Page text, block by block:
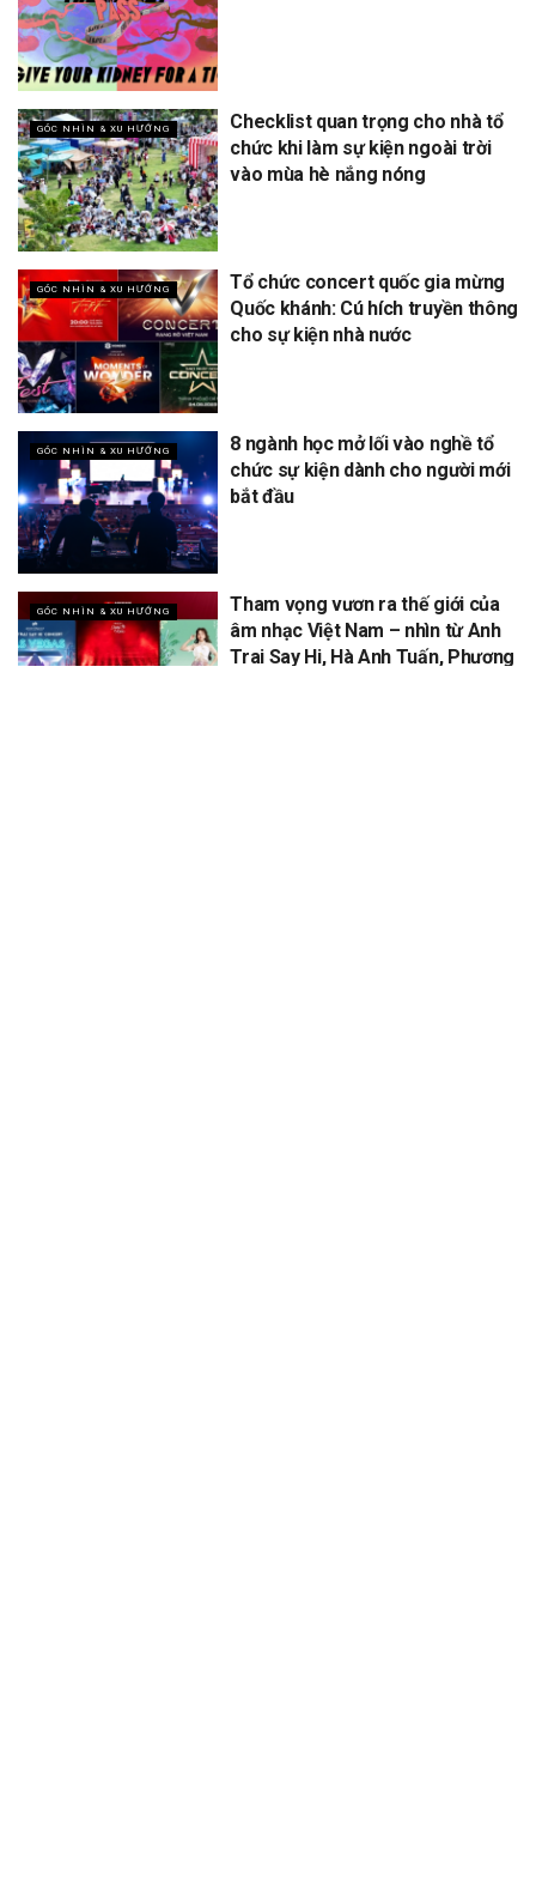
GÓC NHÌN & XU HƯỚNG
Checklist quan trọng cho nhà tổ
chức khi làm sự kiện ngoài trời
vào mùa hè nắng nóng
GÓC NHÌN & XU HƯỚNG
Tổ chức concert quốc gia mừng
Quốc khánh: Cú hích truyền thông
cho sự kiện nhà nước
GÓC NHÌN & XU HƯỚNG
8 ngành học mở lối vào nghề tổ
chức sự kiện dành cho người mới
bắt đầu
GÓC NHÌN & XU HƯỚNG
Tham vọng vươn ra thế giới của
âm nhạc Việt Nam – nhìn từ Anh
Trai Say Hi, Hà Anh Tuấn, Phương